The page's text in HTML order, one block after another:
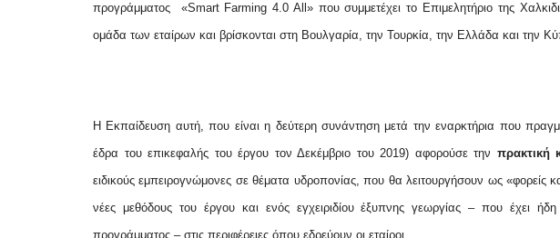
προγράμματος
«Smart Farming 4.0 All» που συμμετέχει το Επιμελητήριο της
ομάδα των εταίρων και βρίσκονται στη Βουλγαρία, την Τουρκία, την Ελλάδα και την
Η Εκπαίδευση αυτή, που είναι η δεύτερη συνάντηση μετά την εναρκτήρια που
έδρα του επικεφαλής του έργου τον Δεκέμβριο του 2019) αφορούσε την πρακτική
ειδικούς εμπειρογνώμονες σε θέματα υδροπονίας, που θα λειτουργήσουν ως
νέες μεθόδους του έργου και ενός εγχειριδίου έξυπνης γεωργίας – που έχει
προγράμματος – στις περιφέρειες όπου εδρεύουν οι εταίροι.